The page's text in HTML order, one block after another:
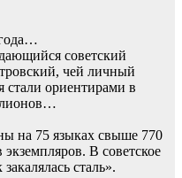
советский
чей личный
стали ориентирами в
на 75 языках свыше 770
В советское
сталь».